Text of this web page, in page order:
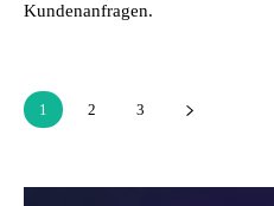
Kundenanfragen.
1 2 3